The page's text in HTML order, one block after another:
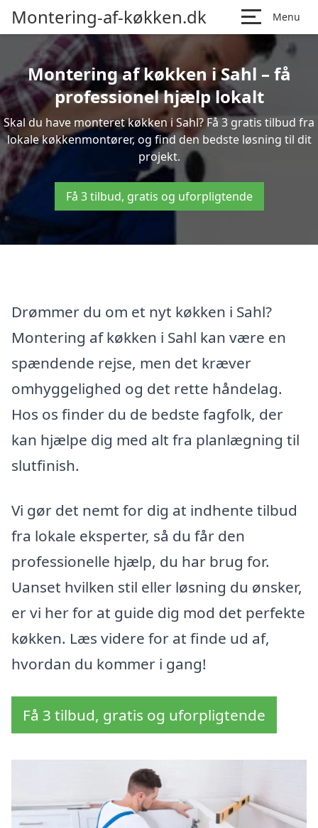
Montering-af-køkken.dk Menu
Montering af køkken i Sahl – få
professionel hjælp lokalt
Skal du have monteret køkken i Sahl? Få 3 gratis tilbud fra
lokale køkkenmontører, og find den bedste løsning til dit
projekt.
Få 3 tilbud, gratis og uforpligtende
Drømmer du om et nyt køkken i Sahl?
Montering af køkken i Sahl kan være en
spændende rejse, men det kræver
omhyggelighed og det rette håndelag.
Hos os finder du de bedste fagfolk, der
kan hjælpe dig med alt fra planlægning til
slutfinish.
Vi gør det nemt for dig at indhente tilbud
fra lokale eksperter, så du får den
professionelle hjælp, du har brug for.
Uanset hvilken stil eller løsning du ønsker,
er vi her for at guide dig mod det perfekte
køkken. Læs videre for at finde ud af,
hvordan du kommer i gang!
Få 3 tilbud, gratis og uforpligtende